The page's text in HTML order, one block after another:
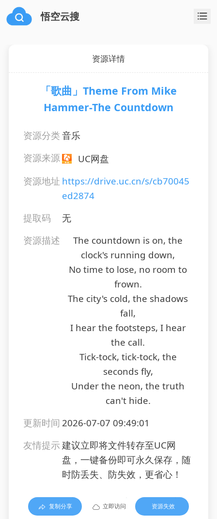
悟空云搜
资源详情
「歌曲」Theme From Mike
Hammer-The Countdown
资源分类音乐
资源来源
UC网盘
资源地址 https://drive.uc.cn/s/cb70045
ed2874
提取码
无
资源描述
The countdown is on, the
clock's running down,
No time to lose, no room to
frown.
The city's cold, the shadows
fall,
I hear the footsteps, I hear
the call.
Tick-tock, tick-tock, the
seconds fly,
Under the neon, the truth
can't hide.
更新时间 2026-07-07 09:49:01
友情提示建议立即将文件转存至UC网
盘，一键备份即可永久保存，随
时防丢失、防失效，更省心！
复制分享 立即访问 资源失效